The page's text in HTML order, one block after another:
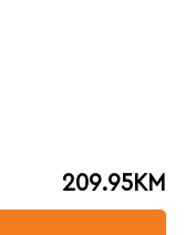
209.95KM